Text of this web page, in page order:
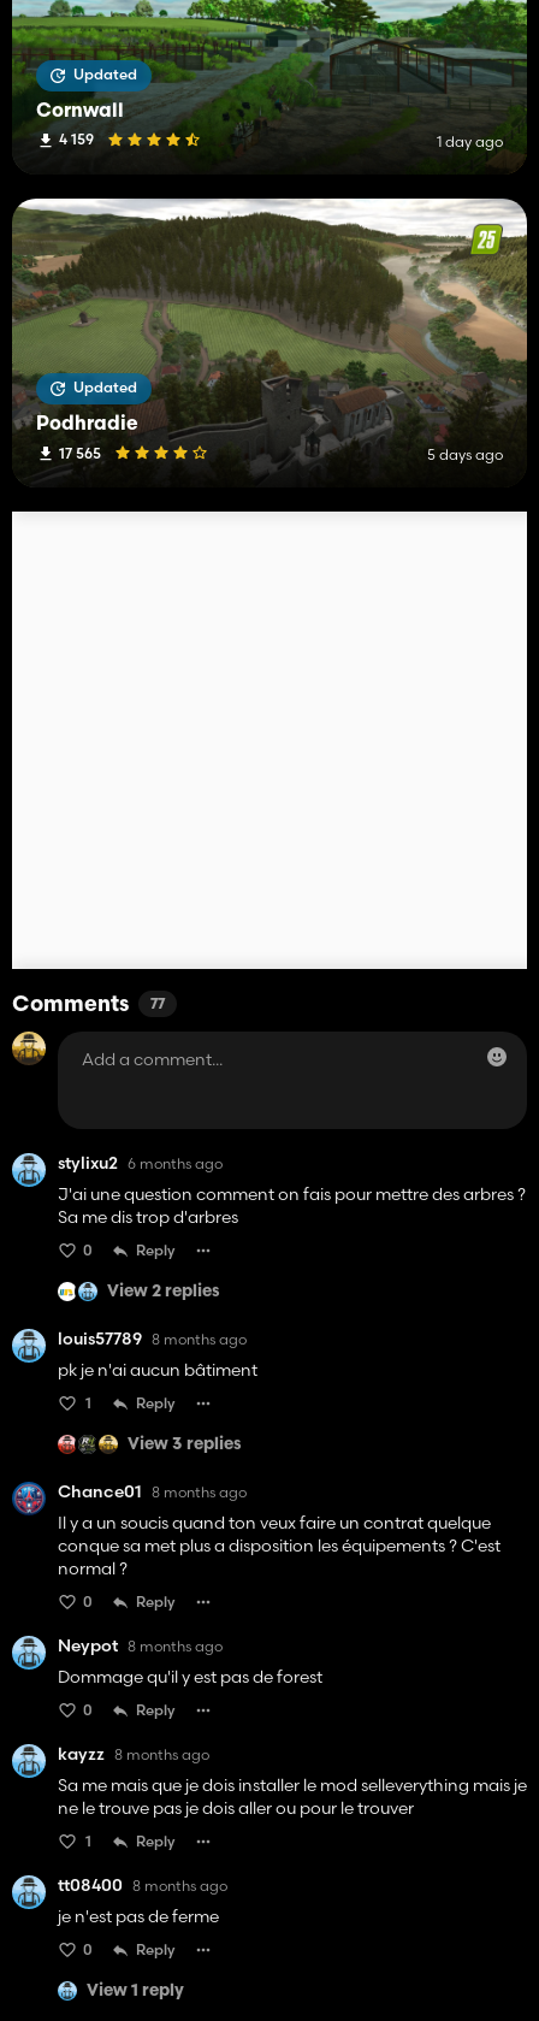
Updated
Cornwall
4 159 1 day ago
Updated
Podhradie
17 565 5 days ago
Comments 77
stylixu2 6 months ago
J'ai une question comment on fais pour mettre des arbres ?
Sa me dis trop d'arbres
0 Reply
View 2 replies
louis57789 8 months ago
pk je n'ai aucun bâtiment
1 Reply
View 3 replies
Chance01 8 months ago
Il y a un soucis quand ton veux faire un contrat quelque
conque sa met plus a disposition les équipements ? C'est
normal ?
0 Reply
Neypot 8 months ago
Dommage qu'il y est pas de forest
0 Reply
kayzz 8 months ago
Sa me mais que je dois installer le mod selleverything mais je
ne le trouve pas je dois aller ou pour le trouver
1 Reply
tt08400 8 months ago
je n'est pas de ferme
0 Reply
View 1 reply